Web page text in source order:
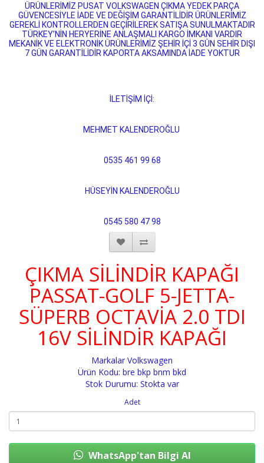
ÜRÜNLERİMİZ PUSAT VOLKSWAGEN ÇIKMA YEDEK PARÇA
GÜVENCESİYLE İADE VE DEĞİŞİM GARANTİLİDİR ÜRÜNLERİMİZ
GEREKLİ KONTROLLERDEN GEÇİRİLEREK SATIŞA SUNULMAKTADIR
TÜRKEY’NİN HERYERİNE ANLAŞMALI KARGO İMKANI VARDIR
MEKANİK VE ELEKTRONİK ÜRÜNLERİMİZ ŞEHİR İÇİ 3 GÜN SEHİR DIŞI
7 GÜN GARANTİLİDİR KAPORTA AKSAMINDA İADE YOKTUR
İLETİŞİM İÇİ:
MEHMET KALENDEROĞLU
0535 461 99 68
HÜSEYİN KALENDEROĞLU
0545 580 47 98
ÇIKMA SİLİNDİR KAPAĞI
PASSAT-GOLF 5-JETTA-
SÜPERB OCTAVİA 2.0 TDI
16V SİLİNDİR KAPAĞI
Markalar Volkswagen
Ürün Kodu: bre bkp bnm bkd
Stok Durumu: Stokta var
Adet
WhatsApp'tan Bilgi Al